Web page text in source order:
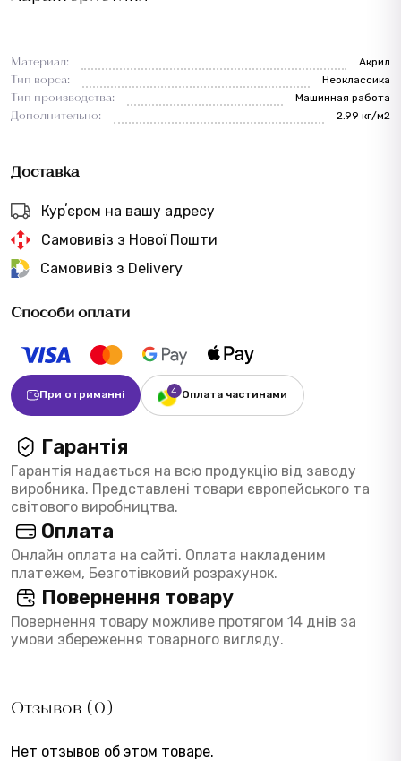
Материал:
Акрил
Тип ворса:
Неоклассика
Тип производства:
Машинная работа
Дополнительно:
2.99 кг/м2
Доставка
Курʼєром на вашу адресу
Самовивіз з Нової Пошти
Самовивіз з Delivery
Способи оплати
При отриманні Оплата частинами
Гарантія
Гарантія надається на всю продукцію від заводу
виробника. Представлені товари європейського та
світового виробництва.
Оплата
Онлайн оплата на сайті. Оплата накладеним
платежем, Безготівковий розрахунок.
Повернення товару
Повернення товару можливе протягом 14 днів за
умови збереження товарного вигляду.
Отзывов (0)
Нет отзывов об этом товаре.